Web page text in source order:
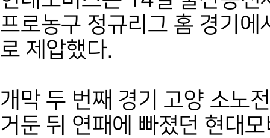
프로농구 정규리그 홈 경기
로 제압했다.
개막 두 번째 경기 고양 소노
거둔 뒤 연패에 빠졌던 현대